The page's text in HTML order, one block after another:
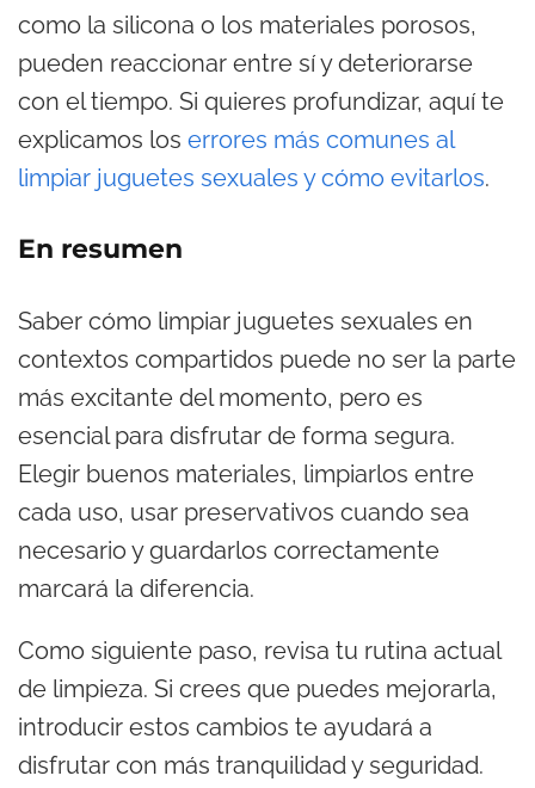
como la silicona o los materiales porosos,
pueden reaccionar entre sí y deteriorarse
con el tiempo. Si quieres profundizar, aquí te
explicamos los errores más comunes al
limpiar juguetes sexuales y cómo evitarlos.
En resumen
Saber cómo limpiar juguetes sexuales en
contextos compartidos puede no ser la parte
más excitante del momento, pero es
esencial para disfrutar de forma segura.
Elegir buenos materiales, limpiarlos entre
cada uso, usar preservativos cuando sea
necesario y guardarlos correctamente
marcará la diferencia.
Como siguiente paso, revisa tu rutina actual
de limpieza. Si crees que puedes mejorarla,
introducir estos cambios te ayudará a
disfrutar con más tranquilidad y seguridad.